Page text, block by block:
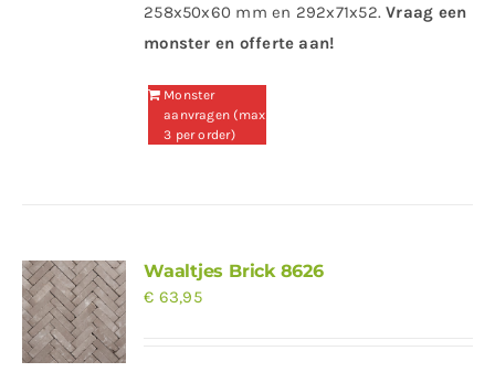
258x50x60 mm en 292x71x52.Vraag een
monster en offerte aan!
Monster
aanvragen (max
3 per order)
Waaltjes Brick 8626
€ 63,95